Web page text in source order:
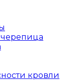
кровли